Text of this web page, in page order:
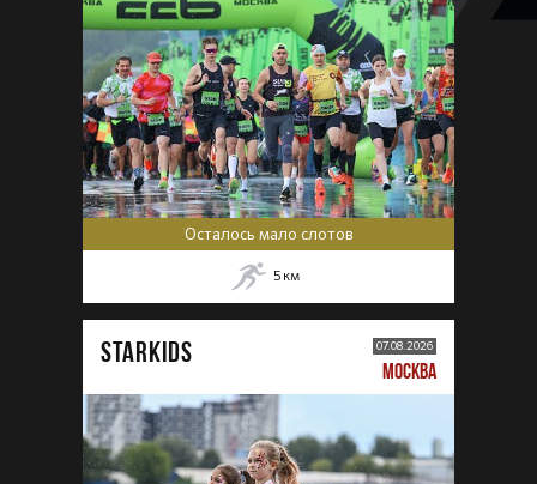
Осталось мало слотов
5 км
STARKIDS 07.08.2026
МОСКВА